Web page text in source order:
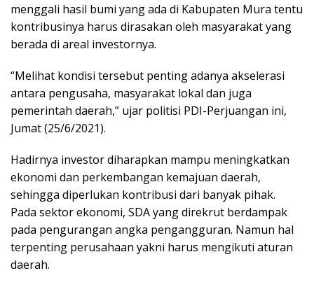
menggali hasil bumi yang ada di Kabupaten Mura tentu
kontribusinya harus dirasakan oleh masyarakat yang
berada di areal investornya.
“Melihat kondisi tersebut penting adanya akselerasi
antara pengusaha, masyarakat lokal dan juga
pemerintah daerah,” ujar politisi PDI-Perjuangan ini,
Jumat (25/6/2021).
Hadirnya investor diharapkan mampu meningkatkan
ekonomi dan perkembangan kemajuan daerah,
sehingga diperlukan kontribusi dari banyak pihak.
Pada sektor ekonomi, SDA yang direkrut berdampak
pada pengurangan angka pengangguran. Namun hal
terpenting perusahaan yakni harus mengikuti aturan
daerah.